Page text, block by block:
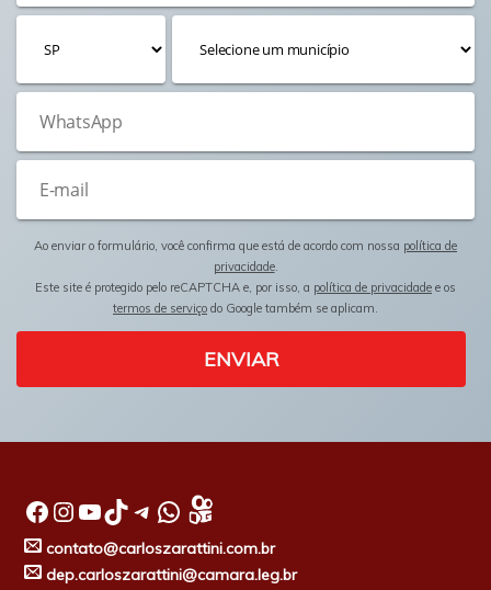
Ao enviar o formulário, você confirma que está de acordo com nossa política de
privacidade.
Este site é protegido pelo reCAPTCHA e, por isso, a política de privacidade e os
termos de serviço do Google também se aplicam.
ENVIAR
Facebook InstagramYoutube TikTok Telegram WhatsApp
contato@carloszarattini.com.br
dep.carloszarattini@camara.leg.br